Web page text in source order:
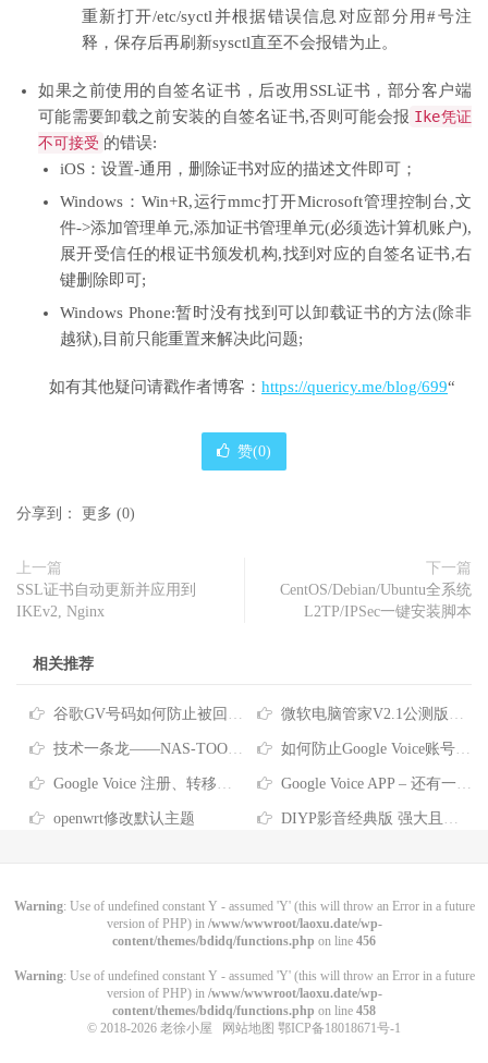
重新打开/etc/syctl并根据错误信息对应部分用#号注
释，保存后再刷新sysctl直至不会报错为止。
如果之前使用的自签名证书，后改用SSL证书，部分客户端
可能需要卸载之前安装的自签名证书,否则可能会报 Ike凭证
不可接受 的错误:
iOS：设置-通用，删除证书对应的描述文件即可；
Windows：Win+R,运行mmc打开Microsoft管理控制台,文
件->添加管理单元,添加证书管理单元(必须选计算机账户),
展开受信任的根证书颁发机构,找到对应的自签名证书,右
键删除即可;
Windows Phone:暂时没有找到可以卸载证书的方法(除非
越狱),目前只能重置来解决此问题;
如有其他疑问请戳作者博客： https://quericy.me/blog/699“
赞(0)
分享到： 更多 (0)
上一篇
SSL证书自动更新并应用到
IKEv2, Nginx
下一篇
CentOS/Debian/Ubuntu全系统
L2TP/IPSec一键安装脚本
相关推荐
谷歌GV号码如何防止被回收？Google Voice号码回收政策及防回收的方法 微软电脑管家V2.1公测版正式发布分享
技术一条龙——NAS-TOOL影视搜索、下载、搜刮观看完全指南 如何防止Google Voice账号被回收？看这里~
Google Voice 注册、转移、使用教程 Google Voice APP – 还有一件事… 拨打电话前请验证您自己的电话号码 拨号要关联号码？这是没设置对哦
openwrt修改默认主题 DIYP影音经典版 强大且良心的盒子直播
Warning: Use of undefined constant Y - assumed 'Y' (this will throw an Error in a future
version of PHP) in /www/wwwroot/laoxu.date/wp-
content/themes/bdidq/functions.php on line 456
Warning: Use of undefined constant Y - assumed 'Y' (this will throw an Error in a future
version of PHP) in /www/wwwroot/laoxu.date/wp-
content/themes/bdidq/functions.php on line 458
© 2018-2026 老徐小屋 网站地图 鄂ICP备18018671号-1